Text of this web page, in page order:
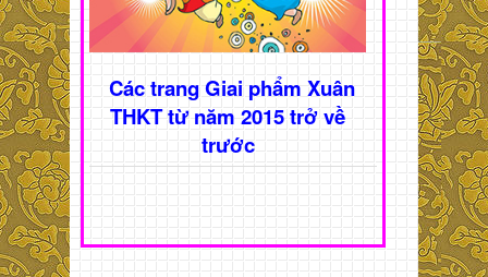
Các trang Giai phẩm Xuân
THKT từ năm 2015 trở về
trước